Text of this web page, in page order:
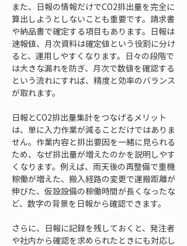
また、日報の情報だけでCO2排出量を完全に
算出しようとしないことも重要です。請求書
や納品書で確定する項目もあります。日報は
速報値、月次資料は確定値という役割に分け
ると、運用しやすくなります。日々の段階で
は大きな漏れを防ぎ、月次で数値を確認する
という流れにすれば、精度と効率のバランス
が取れます。
日報とCO2排出量集計をつなげるメリット
は、単に入力作業が減ることだけではありま
せん。作業内容と排出要因を一緒に見られる
ため、なぜ排出量が増えたのかを説明しやす
くなります。例えば、雨天後の再整備で重機
稼働が増えた、搬入経路の変更で運搬距離が
伸びた、仮設設備の稼働時間が長くなったな
ど、数字の背景を日報から確認できます。
さらに、日報に記録を残しておくと、発注者
や社内から確認を求められたときにも対応し